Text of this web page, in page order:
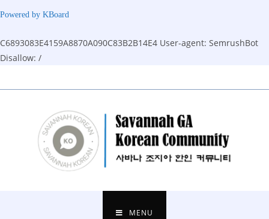
Powered by KBoard
C6893083E4159A8870A090C83B2B14E4 User-agent: SemrushBot
Disallow: /
to
MENU